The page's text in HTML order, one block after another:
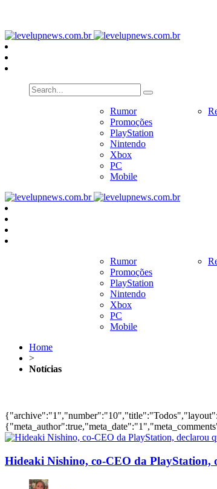
Rumor
Promoções
PlayStation
Nintendo
Xbox
PC
Mobile
Rumor
Promoções
PlayStation
Nintendo
Xbox
PC
Mobile
Home
>
Notícias
Hideaki Nishino, co-CEO da PlayStation,